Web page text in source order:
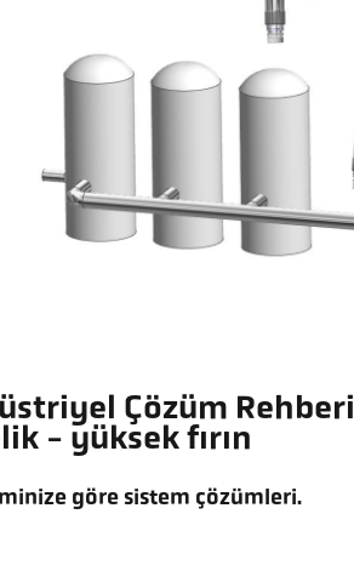
Çözüm Rehberi
- yüksek fırın
göre sistem çözümleri.